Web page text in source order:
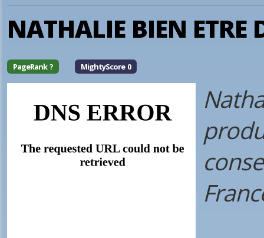
NATHALIE BIEN ETRE
PageRank ? MightyScore 0